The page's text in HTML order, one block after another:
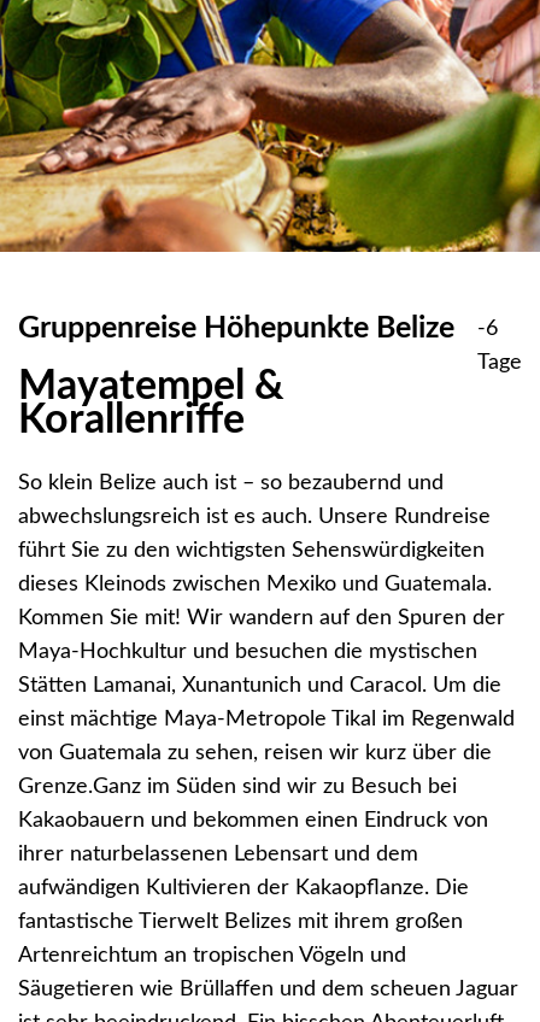
Gruppenreise Höhepunkte Belize
Mayatempel &
Korallenriffe
-6
Tage
So klein Belize auch ist – so bezaubernd und
abwechslungsreich ist es auch. Unsere Rundreise
führt Sie zu den wichtigsten Sehenswürdigkeiten
dieses Kleinods zwischen Mexiko und Guatemala.
Kommen Sie mit! Wir wandern auf den Spuren der
Maya-Hochkultur und besuchen die mystischen
Stätten Lamanai, Xunantunich und Caracol. Um die
einst mächtige Maya-Metropole Tikal im Regenwald
von Guatemala zu sehen, reisen wir kurz über die
Grenze.Ganz im Süden sind wir zu Besuch bei
Kakaobauern und bekommen einen Eindruck von
ihrer naturbelassenen Lebensart und dem
aufwändigen Kultivieren der Kakaopflanze. Die
fantastische Tierwelt Belizes mit ihrem großen
Artenreichtum an tropischen Vögeln und
Säugetieren wie Brüllaffen und dem scheuen Jaguar